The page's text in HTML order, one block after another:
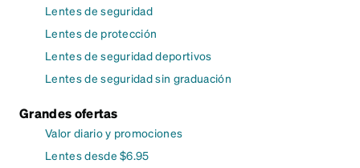
Lentes de seguridad
Lentes de protección
Lentes de seguridad deportivos
Lentes de seguridad sin graduación
Grandes ofertas
Valor diario y promociones
Lentes desde $6.95